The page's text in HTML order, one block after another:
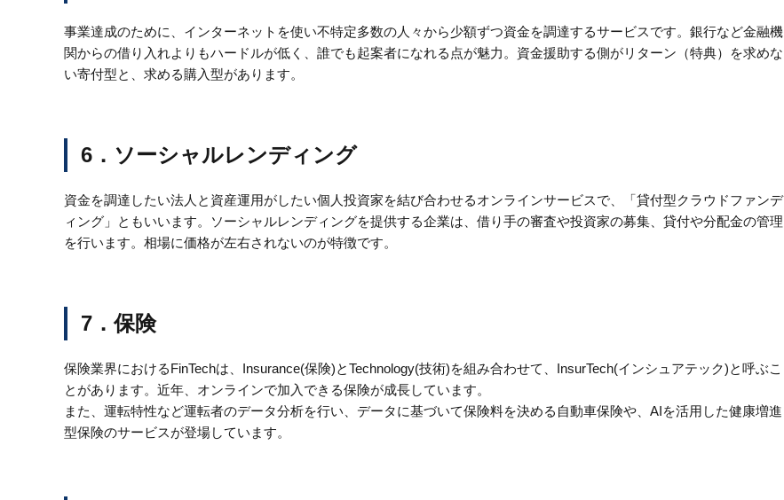
事業達成のために、インターネットを使い不特定多数の人々から少額ずつ資金を調達するサービスです。銀行など金融機
関からの借り入れよりもハードルが低く、誰でも起案者になれる点が魅力。資金援助する側がリターン（特典）を求めな
い寄付型と、求める購入型があります。
6．ソーシャルレンディング
資金を調達したい法人と資産運用がしたい個人投資家を結び合わせるオンラインサービスで、「貸付型クラウドファンデ
ィング」ともいいます。ソーシャルレンディングを提供する企業は、借り手の審査や投資家の募集、貸付や分配金の管理
を行います。相場に価格が左右されないのが特徴です。
7．保険
保険業界におけるFinTechは、Insurance(保険)とTechnology(技術)を組み合わせて、InsurTech(インシュアテック)と呼ぶこ
とがあります。近年、オンラインで加入できる保険が成長しています。
また、運転特性など運転者のデータ分析を行い、データに基づいて保険料を決める自動車保険や、AIを活用した健康増進
型保険のサービスが登場しています。